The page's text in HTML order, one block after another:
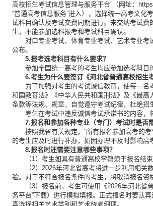
高校招生考试信息管理与服务平台”（网址：
“普通高考信息服务”进入），选择统一高考文
试科目确认及考试交费同期进行。未交纳考试
生，不能参加选科报考和考试科目确认。
对口专业考试、体育专业考试、艺术专业
公布。
5.报考选考科目有什么要求？
参加全国统一高考的考生均应参加选考科
6.考生为什么要签订《河北省普通高校招生
为了加强对考生的考试诚信教育，使每一
和国教育法》《中华人民共和国刑法》及《最
条款等法规、规章，自觉遵守考试纪律，杜绝
考生在考试中违反诚信考试承诺书的内容，
7.报名和参加各种专业（专门）考试时是否
按照我省有关规定，“所有报名参加高考的
的考生应及时进行补办，如因办理不及时影响
8.报名时还需要注意哪些事项？
（1）考生如具有普通高校学籍须于报名结
（2）2026年河北省高考将进一步利用相
验。对于不符合报名条件的考生，将取消报名
（3）报名前，考生可使用《2026年河北
务平台”下载）进行模拟填报。正式报名时要认
真选择相关艺术类别和艺术统考细项。